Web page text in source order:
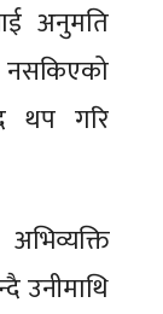
अनुमति
थप गरि
उनीमाथि